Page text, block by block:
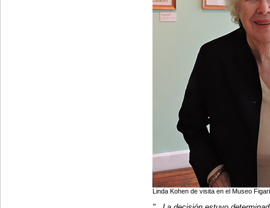
Linda Kohen de visita en el Museo